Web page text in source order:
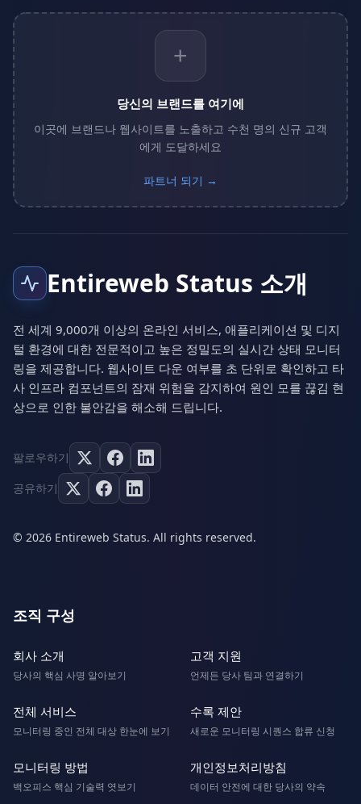
+
당신의 브랜드를 여기에
이곳에 브랜드나 웹사이트를 노출하고 수천 명의 신규 고객
에게 도달하세요
파트너 되기 →
Entireweb Status 소개
전 세계 9,000개 이상의 온라인 서비스, 애플리케이션 및 디지
털 환경에 대한 전문적이고 높은 정밀도의 실시간 상태 모니터
링을 제공합니다. 웹사이트 다운 여부를 초 단위로 확인하고 타
사 인프라 컴포넌트의 잠재 위험을 감지하여 원인 모를 끊김 현
상으로 인한 불안감을 해소해 드립니다.
팔로우하기
공유하기
© 2026 Entireweb Status. All rights reserved.
조직 구성
회사 소개
당사의 핵심 사명 알아보기
고객 지원
언제든 당사 팀과 연결하기
전체 서비스
모니터링 중인 전체 대상 한눈에 보기
수록 제안
새로운 모니터링 시퀀스 합류 신청
모니터링 방법
백오피스 핵심 기술력 엿보기
개인정보처리방침
데이터 안전에 대한 당사의 약속